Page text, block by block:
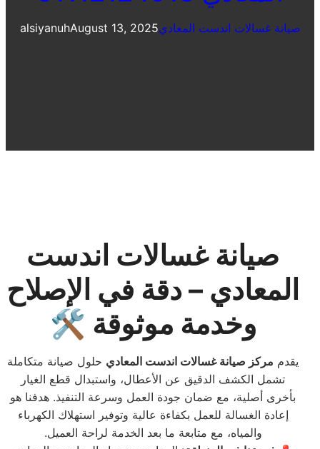
alsiyanuhAugust 13, 2025صيانة غسالات اندست المعادي
صيانة غسالات اندست
المعادي – دقة في الإصلاح
وخدمة موثوقة 🛠️
يقدم مركز صيانة غسالات اندست المعادي حلول صيانة متكاملة
تشمل الكشف الدقيق عن الأعطال، واستبدال قطع الغيار
بأخرى أصلية، مع ضمان جودة العمل وسرعة التنفيذ. هدفنا هو
إعادة الغسالة للعمل بكفاءة عالية وتوفير استهلاك الكهرباء
والمياه، مع متابعة ما بعد الخدمة لراحة العميل.